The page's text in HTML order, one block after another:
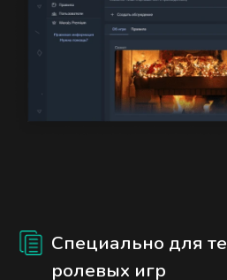
Специально для
ролевых игр